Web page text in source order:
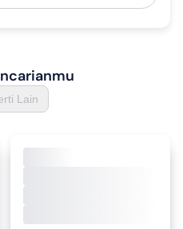
Lain